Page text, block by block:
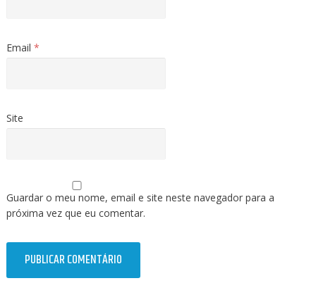
Email *
Site
Guardar o meu nome, email e site neste navegador para a
próxima vez que eu comentar.